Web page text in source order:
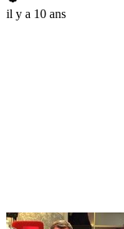
il y a 10 ans